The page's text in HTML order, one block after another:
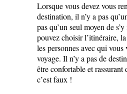
Lorsque vous devez vous
destination, il n’y a pas
pas qu’un seul moyen de
pouvez choisir l’itinéraire,
les personnes avec qui
voyage. Il n’y a pas de
être confortable et rassurant
c’est faux !